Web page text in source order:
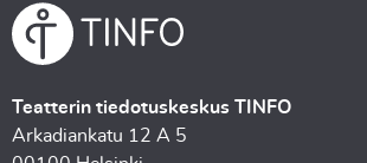
Teatterin tiedotuskeskus TINFO
Arkadiankatu 12 A 5